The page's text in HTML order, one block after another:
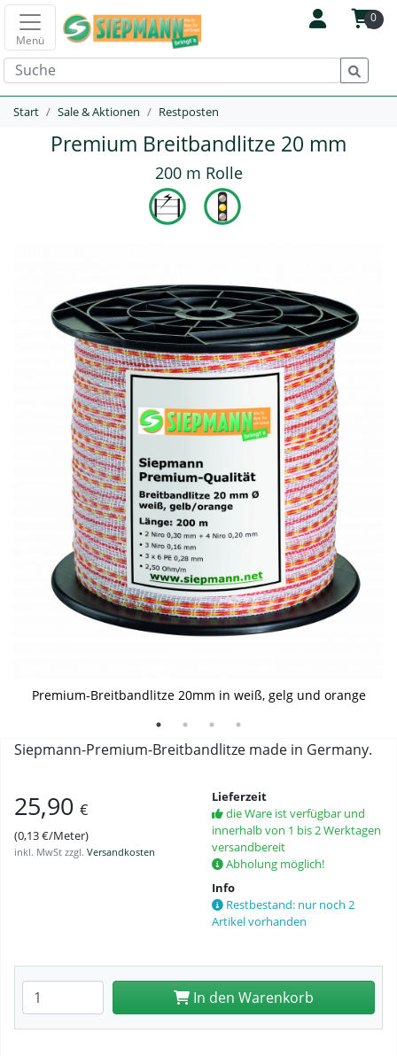
0
Menü
Start Sale & Aktionen Restposten
Premium Breitbandlitze 20 mm
200 m Rolle
Premium-Breitbandlitze 20mm in weiß, gelg und orange
Detailansicht der Litze bzw. der Farbigkeit und Struktur
Gute Sichtbarkeit durch die Farben weiß, gelb und orange
Siepmann-Premium-Breitbandlitze made in Germany.
25,90 €
(0,13 €/Meter)
inkl. MwSt zzgl. Versandkosten
Lieferzeit
die Ware ist verfügbar und
innerhalb von 1 bis 2 Werktagen
versandbereit
Abholung möglich!
Info
Restbestand: nur noch 2
Artikel vorhanden
Anzahl eingeben In den Warenkorb